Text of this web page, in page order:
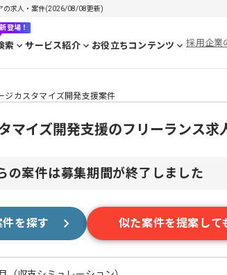
の求人・案件(2026/08/08更新)
登場！
索 サービス紹介 お役立ちコンテンツ 採用企業
ジカスタマイズ開発支援案件
マイズ開発支援のフリーランス求
の案件は募集期間が終了しました
を探す 似た案件を提案して